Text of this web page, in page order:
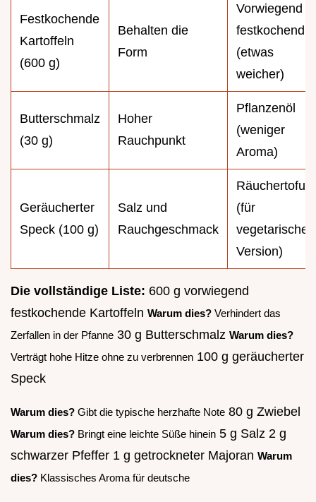
Festkochende
Kartoffeln
(600 g)
Behalten die
Form
Vorwiegend
festkochend
(etwas
weicher)
Butterschmalz
(30 g)
Hoher
Rauchpunkt
Pflanzenöl
(weniger
Aroma)
Geräucherter
Speck (100 g)
Salz und
Rauchgeschmack
Räuchertofu
(für
vegetarische
Version)
Die vollständige Liste: 600 g vorwiegend
festkochende Kartoffeln Warum dies? Verhindert das
Zerfallen in der Pfanne 30 g Butterschmalz Warum dies?
Verträgt hohe Hitze ohne zu verbrennen 100 g geräucherter
Speck
Warum dies? Gibt die typische herzhafte Note 80 g Zwiebel
Warum dies? Bringt eine leichte Süße hinein 5 g Salz 2 g
schwarzer Pfeffer 1 g getrockneter Majoran Warum
dies? Klassisches Aroma für deutsche